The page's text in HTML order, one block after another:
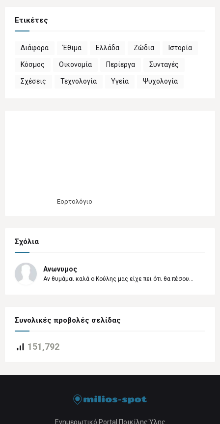
Ετικέτες
Διάφορα Έθιμα Ελλάδα Ζώδια Ιστορία
Κόσμος Οικονομία Περίεργα Συνταγές
Σχέσεις Τεχνολογία Υγεία Ψυχολογία
Εορτολόγιο
Σχόλια
Ανωνυμος
Αν θυμάμαι καλά ο Κούλης μας είχε πει ότι θα πέσου...
Συνολικές προβολές σελίδας
151,792
Ενημερωτικό Portal Ποικίλης Ύλης